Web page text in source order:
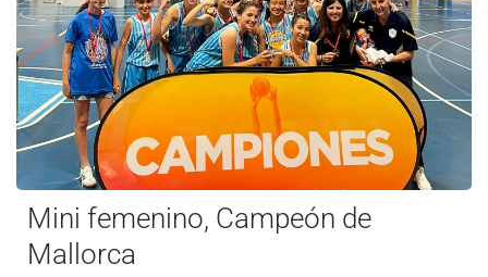
Mini femenino, Campeón de
Mallorca